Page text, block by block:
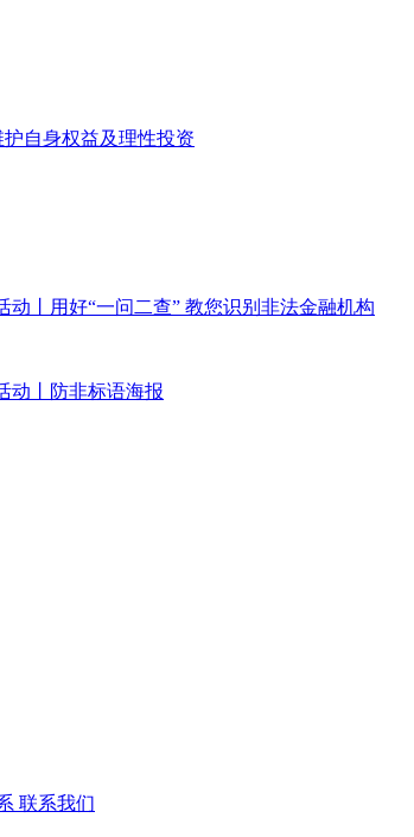
护自身权益及理性投资
动丨用好“一问二查” 教您识别非法金融机构
动丨防非标语海报
联系我们